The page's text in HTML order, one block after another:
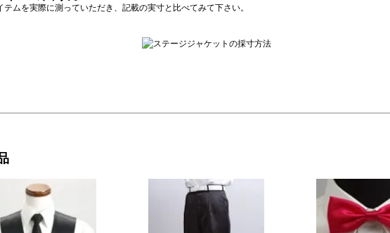
テムを実際に測っていただき、記載の実寸と比べてみて下さい。